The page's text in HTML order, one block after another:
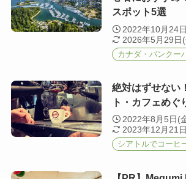
スポット5選
2022年10月24
2026年5月29日
カナダ・バンクー
絶対はずせない
ト・カフェめぐ
2022年8月5日(
2023年12月21
シアトルでコーヒ